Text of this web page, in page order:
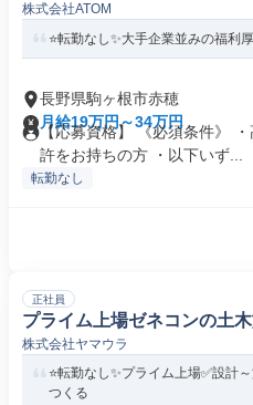
株式会社ATOM
⭐転勤なし✨大手企業並みの福利
長野県駒ヶ根市赤穂
月給19万円～34万円
【応募資格】 《必須条件》
許をお持ちの方 ・以下いず...
転勤なし
正社員
プライム上場ゼネコンの土
株式会社ヤマウラ
⭐転勤なし✨プライム上場✅設計
つくる